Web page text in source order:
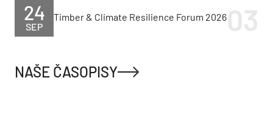
SEP
24 Timber & Climate Resilience Forum 2026
NAŠE ČASOPISY